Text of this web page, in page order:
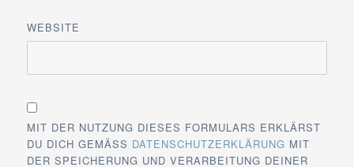
WEBSITE
MIT DER NUTZUNG DIESES FORMULARS ERKLÄRST
DU DICH GEMÄSS DATENSCHUTZERKLÄRUNG MIT
DER SPEICHERUNG UND VERARBEITUNG DEINER